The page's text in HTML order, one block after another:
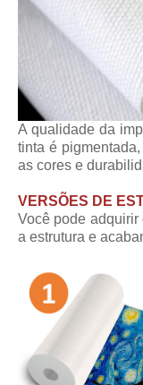
A qualidade da
tinta é
as cores e
VERSÕES DE
Você pode adquirir
a estrutura e